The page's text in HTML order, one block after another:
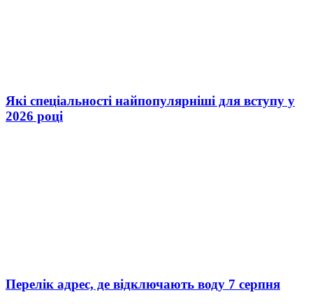
Які спеціальності найпопулярніші для вступу у
2026 році
Перелік адрес, де відключають воду 7 серпня